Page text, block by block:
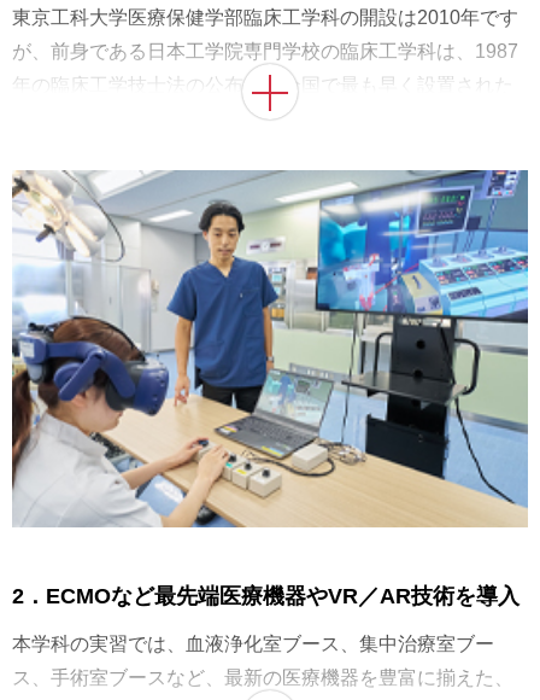
東京工科大学医療保健学部臨床工学科の開設は2010年です
が、前身である日本工学院専門学校の臨床工学科は、1987
年の臨床工学技士法の公布後、全国で最も早く設置された
養成校の一つに数えられます。この長い伝統を引き継いだ
業生との緊密なネットワークを生かし、臨床工学のパイオ
ニアならではの質の高い教育を提供しています。
2．ECMOなど最先端医療機器やVR／AR技術を導入
本学科の実習では、血液浄化室ブース、集中治療室ブー
ス、手術室ブースなど、最新の医療機器を豊富に揃えた、